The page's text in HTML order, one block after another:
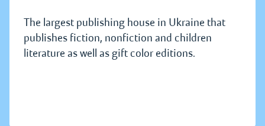
The largest publishing house in Ukraine that
publishes fiction, nonfiction and children
literature as well as gift color editions.